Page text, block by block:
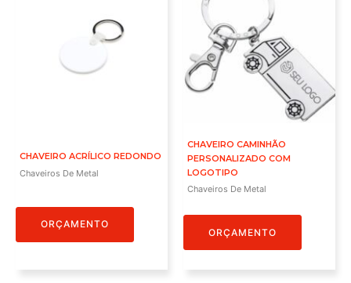
CHAVEIRO ACRÍLICO REDONDO
Chaveiros De Metal
ORÇAMENTO
CHAVEIRO CAMINHÃO
PERSONALIZADO COM
LOGOTIPO
Chaveiros De Metal
ORÇAMENTO